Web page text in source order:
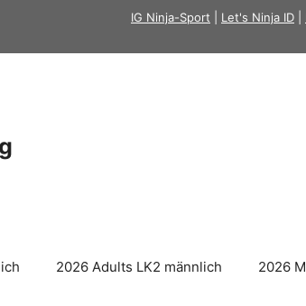
IG Ninja-Sport Let's Ninja ID
2026 Adults LK2 männlich 2026